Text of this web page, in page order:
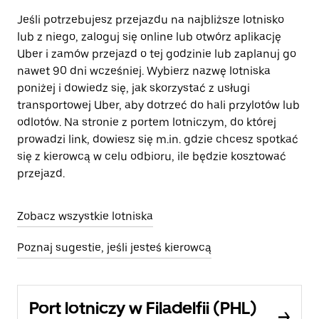
Jeśli potrzebujesz przejazdu na najbliższe lotnisko
lub z niego, zaloguj się online lub otwórz aplikację
Uber i zamów przejazd o tej godzinie lub zaplanuj go
nawet 90 dni wcześniej. Wybierz nazwę lotniska
poniżej i dowiedz się, jak skorzystać z usługi
transportowej Uber, aby dotrzeć do hali przylotów lub
odlotów. Na stronie z portem lotniczym, do której
prowadzi link, dowiesz się m.in. gdzie chcesz spotkać
się z kierowcą w celu odbioru, ile będzie kosztować
przejazd.
Zobacz wszystkie lotniska
Poznaj sugestie, jeśli jesteś kierowcą
Port lotniczy w Filadelfii (PHL)